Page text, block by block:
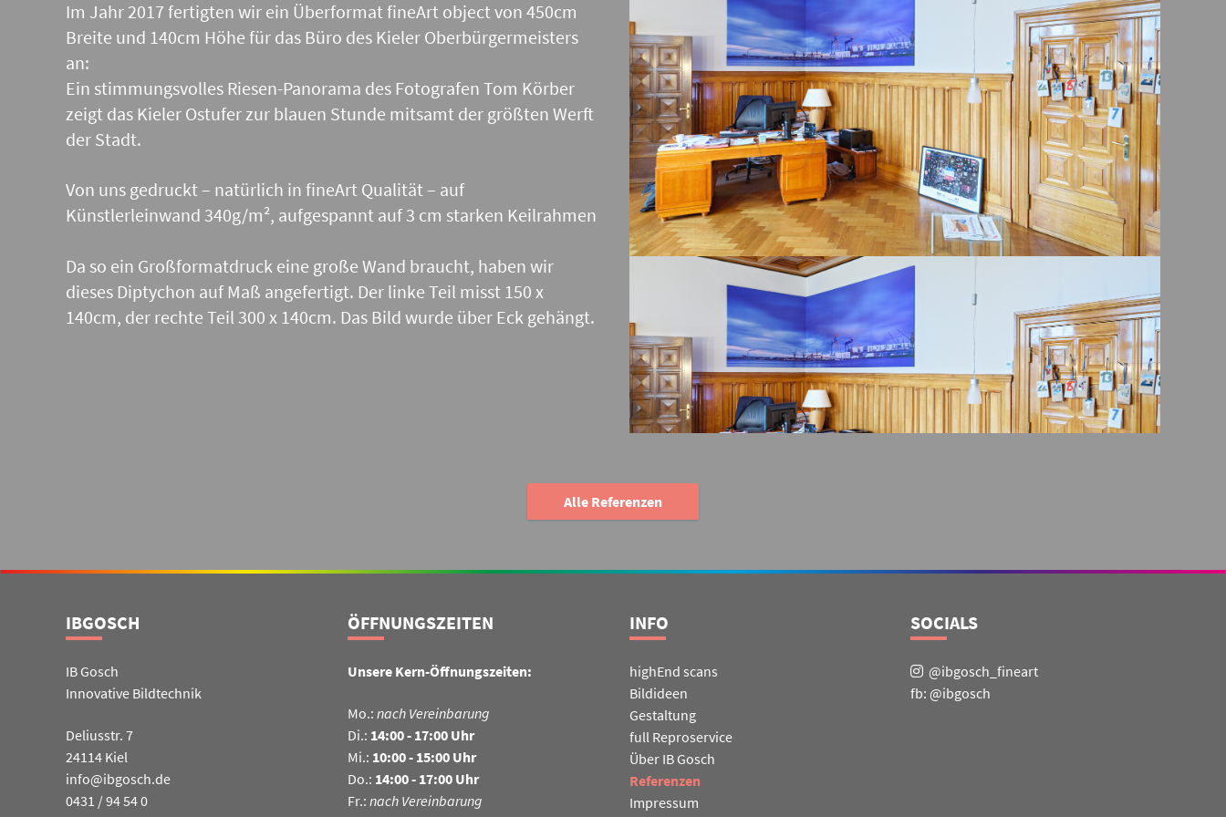
Im Jahr 2017 fertigten wir ein Überformat fineArt object von 450cm
Breite und 140cm Höhe für das Büro des Kieler Oberbürgermeisters
an:
Ein stimmungsvolles Riesen-Panorama des Fotografen Tom Körber
zeigt das Kieler Ostufer zur blauen Stunde mitsamt der größten Werft
der Stadt.
Von uns gedruckt – natürlich in fineArt Qualität – auf
Künstlerleinwand 340g/m², aufgespannt auf 3 cm starken Keilrahmen
Da so ein Großformatdruck eine große Wand braucht, haben wir
dieses Diptychon auf Maß angefertigt. Der linke Teil misst 150 x
140cm, der rechte Teil 300 x 140cm. Das Bild wurde über Eck gehängt.
Alle Referenzen
IBGOSCH
IB Gosch
Innovative Bildtechnik
Deliusstr. 7
24114 Kiel
info@ibgosch.de
0431 / 94 54 0
ÖFFNUNGSZEITEN
Unsere Kern-Öffnungszeiten:
Mo.: nach Vereinbarung
Di.: 14:00 - 17:00 Uhr
Mi.: 10:00 - 15:00 Uhr
Do.: 14:00 - 17:00 Uhr
Fr.: nach Vereinbarung
INFO
highEnd scans
Bildideen
Gestaltung
full Reproservice
Über IB Gosch
Referenzen
Impressum
SOCIALS
@ibgosch_fineart
fb: @ibgosch